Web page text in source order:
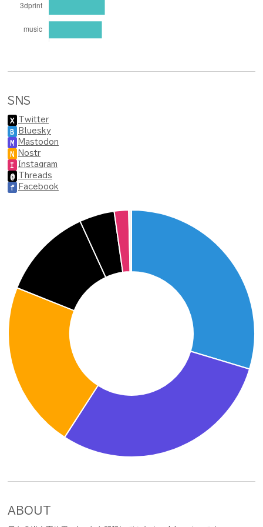
SNS
X Twitter
B Bluesky
M Mastodon
N Nostr
I Instagram
@ Threads
f Facebook
ABOUT